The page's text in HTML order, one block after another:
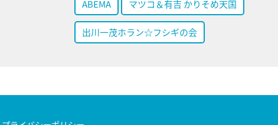
ABEMA マツコ＆有吉 かりそめ天国
出川一茂ホラン☆フシギの会